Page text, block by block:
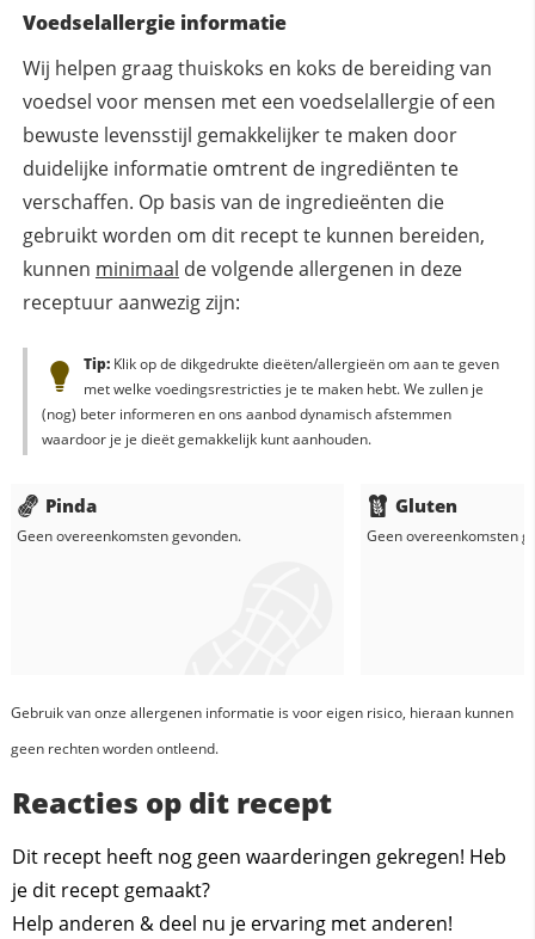
Voedselallergie informatie
Wij helpen graag thuiskoks en koks de bereiding van
voedsel voor mensen met een voedselallergie of een
bewuste levensstijl gemakkelijker te maken door
duidelijke informatie omtrent de ingrediënten te
verschaffen. Op basis van de ingredieënten die
gebruikt worden om dit recept te kunnen bereiden,
kunnen minimaal de volgende allergenen in deze
receptuur aanwezig zijn:
Tip:Klik op de dikgedrukte dieëten/allergieën om aan te geven
met welke voedingsrestricties je te maken hebt. We zullen je
(nog) beter informeren en ons aanbod dynamisch afstemmen
waardoor je je dieët gemakkelijk kunt aanhouden.
Pinda
Geen overeenkomsten gevonden.
Gluten
Geen overeenkomsten
Gebruik van onze allergenen informatie is voor eigen risico, hieraan kunnen
geen rechten worden ontleend.
Reacties op dit recept
Dit recept heeft nog geen waarderingen gekregen! Heb
je dit recept gemaakt?
Help anderen & deel nu je ervaring met anderen!